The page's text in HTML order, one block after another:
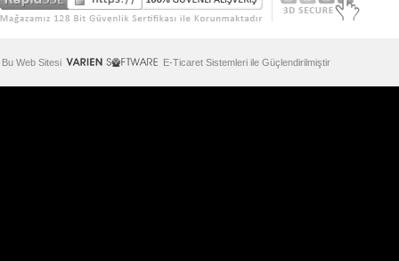
Bu Web Sitesi E-Ticaret Sistemleri ile Güçlendirilmiştir